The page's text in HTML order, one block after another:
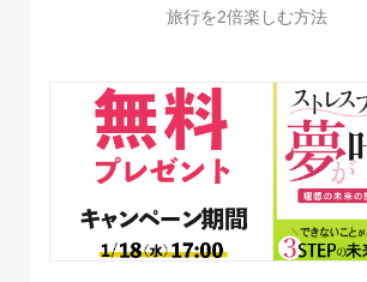
旅行を2倍楽しむ方法